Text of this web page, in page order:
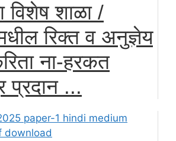
विशेष शाळा /
रिक्त व अनुज्ञेय
ना-हरकत
प्रदान ...